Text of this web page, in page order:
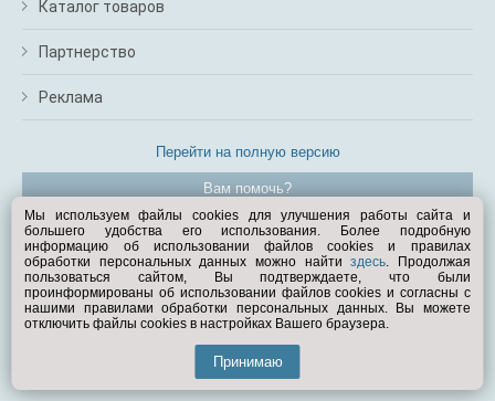
Каталог товаров
Партнерство
Реклама
Перейти на полную версию
Вам помочь?
© Exist.ru 1998—2026
Мы используем файлы cookies для улучшения работы сайта и
большего удобства его использования. Более подробную
информацию об использовании файлов cookies и правилах
обработки персональных данных можно найтиздесь. Продолжая
пользоваться сайтом, Вы подтверждаете, что были
проинформированы об использовании файлов cookies и согласны с
нашими правилами обработки персональных данных. Вы можете
отключить файлы cookies в настройках Вашего браузера.
Принимаю